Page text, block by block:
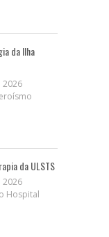
da Ilha
2026
da ULSTS
2026
Hospital